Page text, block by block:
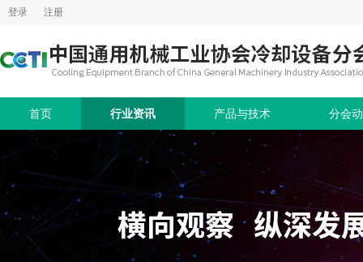
登录 注册
首页 行业资讯 产品与技术 分会